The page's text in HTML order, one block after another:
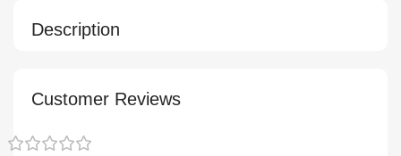
Description
Customer Reviews